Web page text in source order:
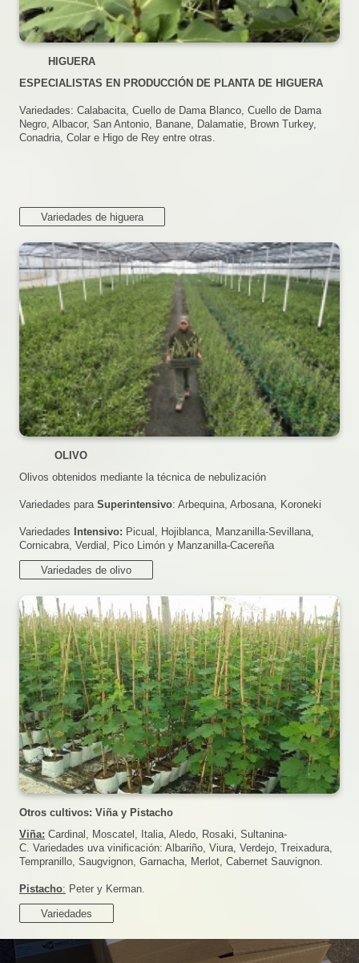
HIGUERA
ESPECIALISTAS EN PRODUCCIÓN DE PLANTA DE HIGUERA
Variedades: Calabacita, Cuello de Dama Blanco, Cuello de Dama
Negro, Albacor, San Antonio, Banane, Dalamatie, Brown Turkey,
Conadria, Colar e Higo de Rey entre otras.
Variedades de higuera
OLIVO
Olivos obtenidos mediante la técnica de nebulización
Variedades para Superintensivo: Arbequina, Arbosana, Koroneki
Variedades Intensivo: Picual, Hojiblanca, Manzanilla-Sevillana,
Cornicabra, Verdial, Pico Limón y Manzanilla-Cacereña
Variedades de olivo
Otros cultivos: Viña y Pistacho
Viña: Cardinal, Moscatel, Italia, Aledo, Rosaki, Sultanina-
C. Variedades uva vinificación: Albariño, Viura, Verdejo, Treixadura,
Tempranillo, Saugvignon, Garnacha, Merlot, Cabernet Sauvignon.
Pistacho: Peter y Kerman.
Variedades